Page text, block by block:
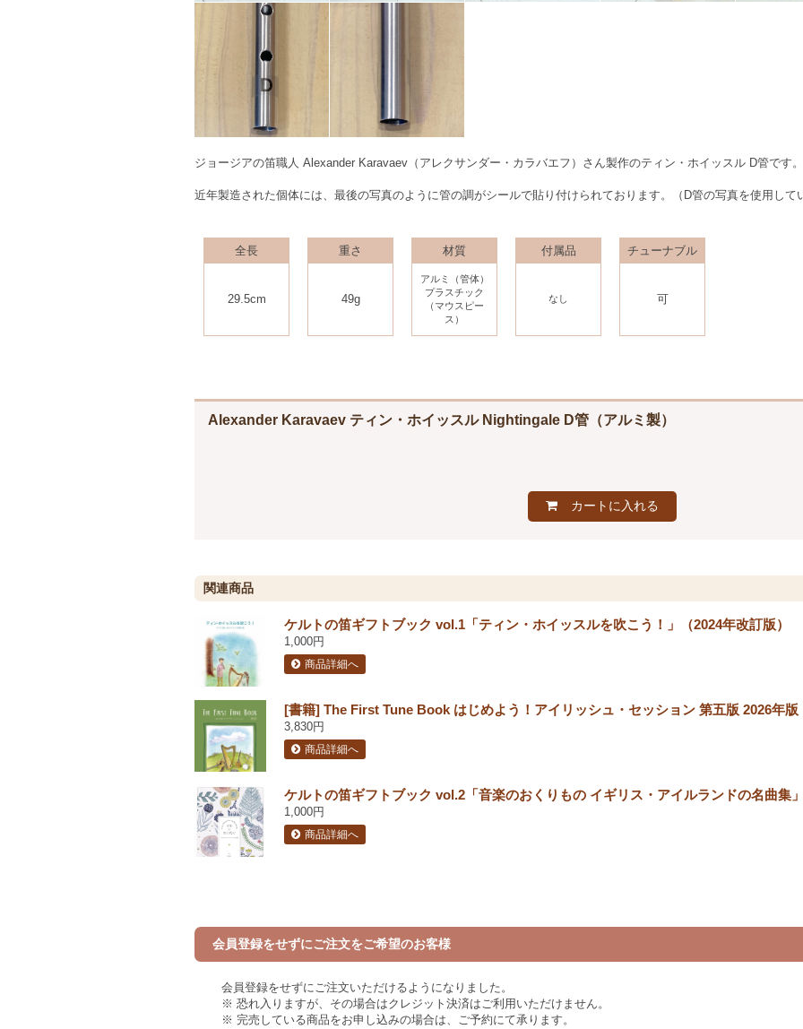
ジョージアの笛職人 Alexander Karavaev（アレクサンダー・カラバエフ）さん製作のティン・ホイッスル D管です。
近年製造された個体には、最後の写真のように管の調がシールで貼り付けられております。（D管の写真を使用して
全長
29.5cm
重さ
49g
材質
アルミ（管体）
プラスチック
（マウスピー
ス）
付属品
なし
チューナブル
可
Alexander Karavaev ティン・ホイッスル Nightingale D管（アルミ製）
カートに入れる
関連商品
ケルトの笛ギフトブック vol.1「ティン・ホイッスルを吹こう！」（2024年改訂版）
1,000円
商品詳細へ
[書籍] The First Tune Book はじめよう！アイリッシュ・セッション 第五版 2026年版
3,830円
商品詳細へ
ケルトの笛ギフトブック vol.2「音楽のおくりもの イギリス・アイルランドの名曲集」
1,000円
商品詳細へ
会員登録をせずにご注文をご希望のお客様
会員登録をせずにご注文いただけるようになりました。
※ 恐れ入りますが、その場合はクレジット決済はご利用いただけません。
※ 完売している商品をお申し込みの場合は、ご予約にて承ります。